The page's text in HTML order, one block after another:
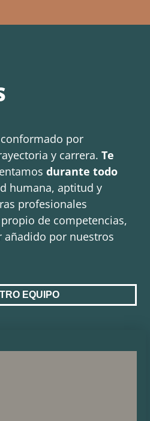
por
y carrera. Te
durante todo
humana, aptitud y
profesionales
de competencias,
añadido por nuestros
EQUIPO